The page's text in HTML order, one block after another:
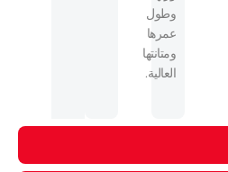
وطول
عمرها
ومتانتها
العالية.